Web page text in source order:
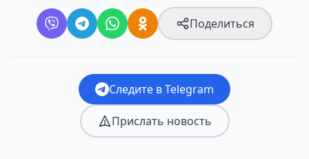
Поделиться
Следите в Telegram
Прислать новость